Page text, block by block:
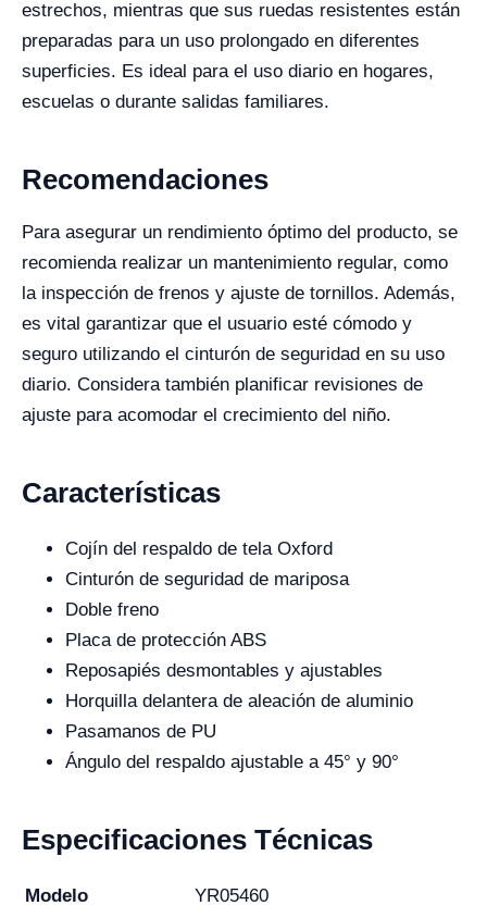
estrechos, mientras que sus ruedas resistentes están
preparadas para un uso prolongado en diferentes
superficies. Es ideal para el uso diario en hogares,
escuelas o durante salidas familiares.
Recomendaciones
Para asegurar un rendimiento óptimo del producto, se
recomienda realizar un mantenimiento regular, como
la inspección de frenos y ajuste de tornillos. Además,
es vital garantizar que el usuario esté cómodo y
seguro utilizando el cinturón de seguridad en su uso
diario. Considera también planificar revisiones de
ajuste para acomodar el crecimiento del niño.
Características
Cojín del respaldo de tela Oxford
Cinturón de seguridad de mariposa
Doble freno
Placa de protección ABS
Reposapiés desmontables y ajustables
Horquilla delantera de aleación de aluminio
Pasamanos de PU
Ángulo del respaldo ajustable a 45° y 90°
Especificaciones Técnicas
Modelo
YR05460